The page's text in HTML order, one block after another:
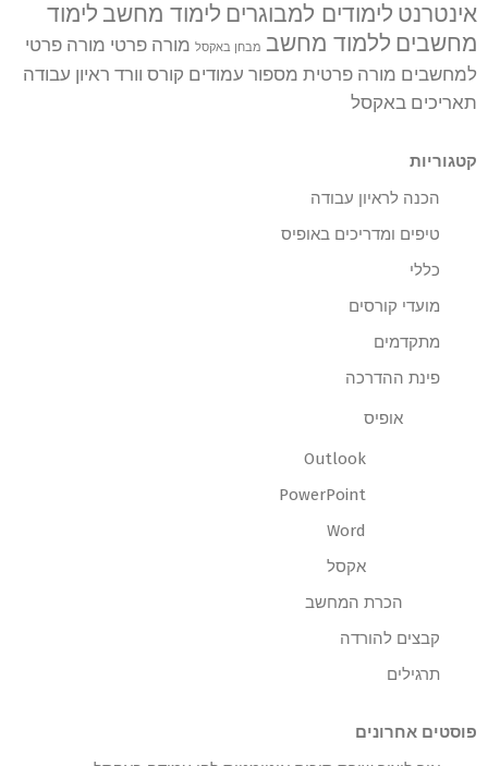
אינטרנט לימודים למבוגרים לימוד מחשב לימוד
מחשבים ללמוד מחשב מבחן באקסל מורה פרטי מורה פרטי
למחשבים מורה פרטית מספור עמודים קורס וורד ראיון עבודה
תאריכים באקסל
קטגוריות
הכנה לראיון עבודה
טיפים ומדריכים באופיס
כללי
מועדי קורסים
מתקדמים
פינת ההדרכה
אופיס
Outlook
PowerPoint
Word
אקסל
הכרת המחשב
קבצים להורדה
תרגילים
פוסטים אחרונים